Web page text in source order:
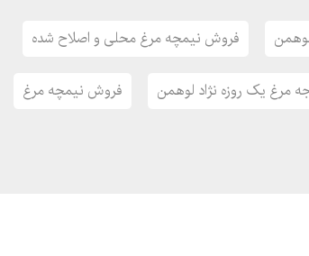
فروش نیمچه مرغ محلی و اصلاح شده
مرغ یک روزه نژاد لوهمن فروش نیمچه مرغ